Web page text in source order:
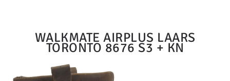
WALKMATE AIRPLUS LAARS
TORONTO 8676 S3 + KN